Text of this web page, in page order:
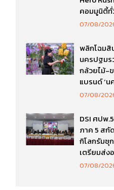
คอมมูนิตี้ทั่
07/08/
พลิกโฉมสิ
นครปฐม
กล้วยไม้-
แบรนด์ ‘
07/08/
DSI ศปพ
ภาค 5 สกั
กิโลกรัมซุ
เตรียมส่ง
07/08/